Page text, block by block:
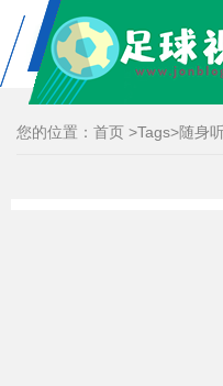
您的位置： 首页 >Tags>随身